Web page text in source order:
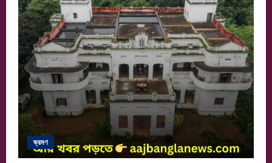
ভ্রমণ